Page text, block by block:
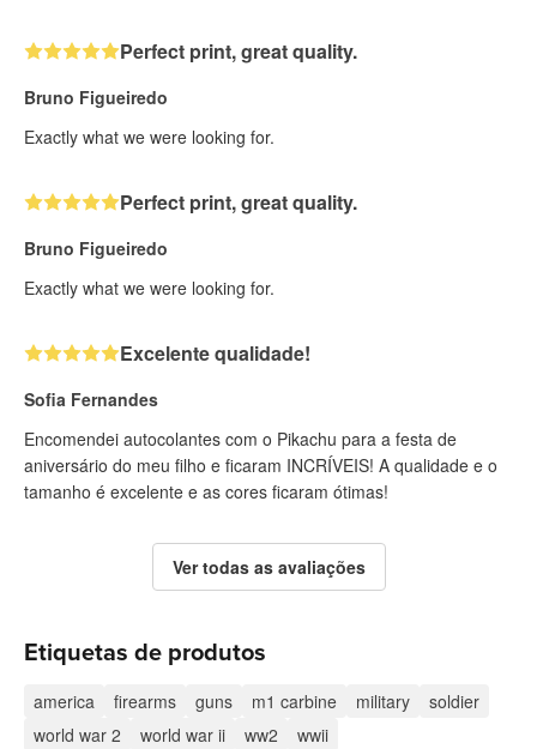
Perfect print, great quality.
Bruno Figueiredo
Exactly what we were looking for.
Perfect print, great quality.
Bruno Figueiredo
Exactly what we were looking for.
Excelente qualidade!
Sofia Fernandes
Encomendei autocolantes com o Pikachu para a festa de
aniversário do meu filho e ficaram INCRÍVEIS! A qualidade e o
tamanho é excelente e as cores ficaram ótimas!
Ver todas as avaliações
Etiquetas de produtos
america firearms guns m1 carbine military
soldier
world war 2
world war ii ww2 wwii